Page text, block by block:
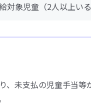
対象児童（2人以上い
、未支払の児童手当